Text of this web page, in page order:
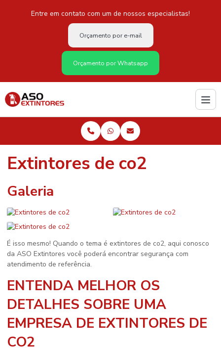
Entre em contato com um de nossos especialistas!
Orçamento por e-mail
Orçamento por Whatsapp
Extintores de co2
Galeria
É isso mesmo! Quando o tema é extintores de co2, aqui conosco
da ASO Extintores você poderá encontrar segurança com
atendimento de referência.
ENTENDA MELHOR OS
DETALHES SOBRE UMA
EMPRESA DE EXTINTORES DE
CO2